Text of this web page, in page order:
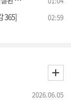
365] 02:59
2026.06.05